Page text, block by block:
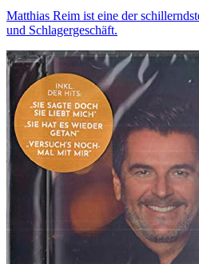
Matthias Reim ist eine der
und Schlagergeschäft.